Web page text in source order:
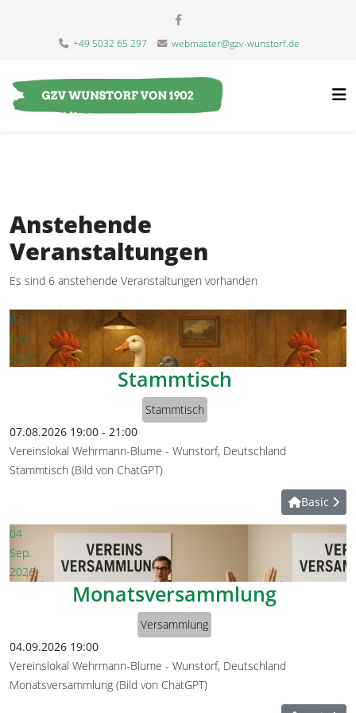
+49 5032 65 297 webmaster@gzv-wunstorf.de
Anstehende
Veranstaltungen
Es sind 6 anstehende Veranstaltungen vorhanden
07
Aug.
2026
Stammtisch
Stammtisch
07.08.2026 19:00 - 21:00
Vereinslokal Wehrmann-Blume - Wunstorf, Deutschland
Stammtisch (Bild von ChatGPT)
Basic
04
Sep.
2026
Monatsversammlung
Versammlung
04.09.2026 19:00
Vereinslokal Wehrmann-Blume - Wunstorf, Deutschland
Monatsversammlung (Bild von ChatGPT)